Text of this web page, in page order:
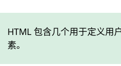
HTML 包含几个用于定义用
素。